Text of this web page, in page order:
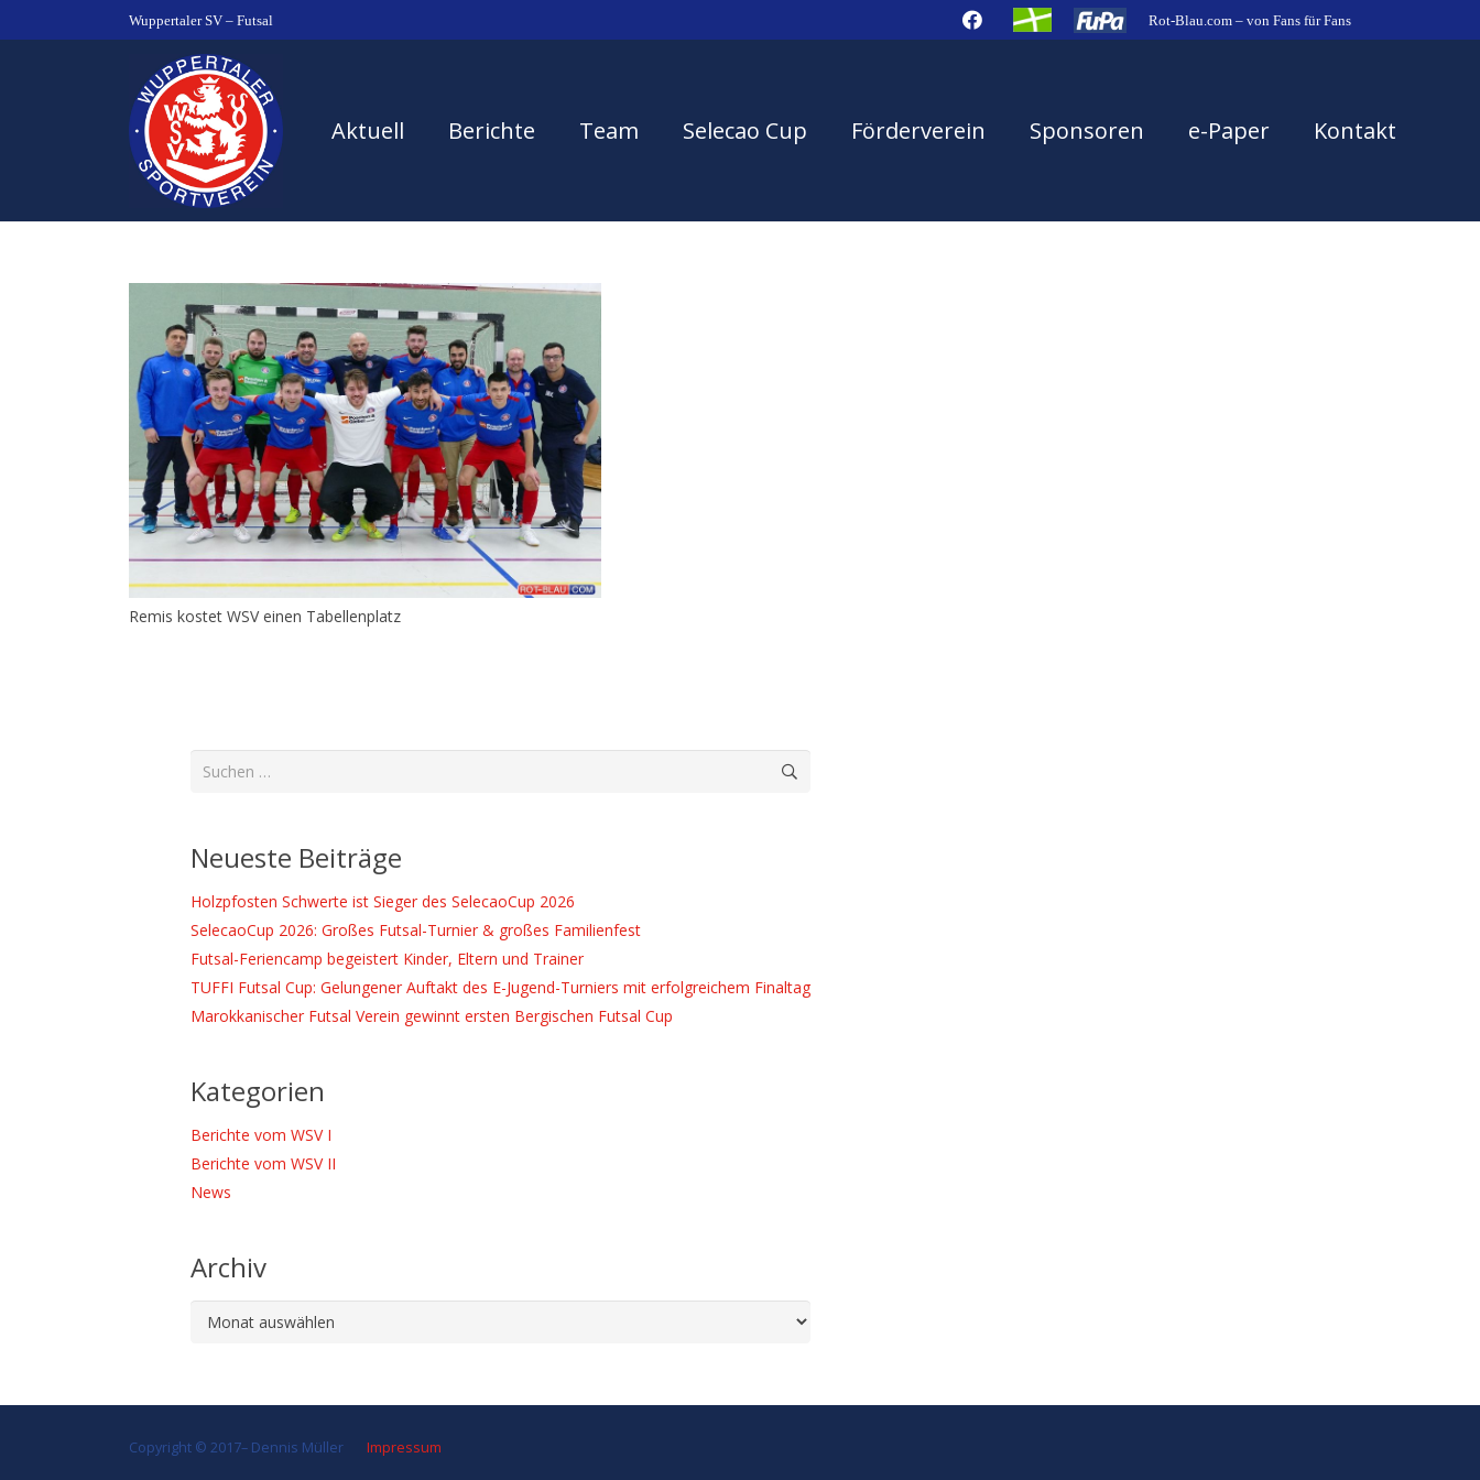
Wuppertaler SV – Futsal Rot-Blau.com – von Fans für Fans
Aktuell Berichte Team Selecao Cup Förderverein Sponsoren e-Paper Kontakt
Remis kostet WSV einen Tabellenplatz
Suchen
Neueste Beiträge
Holzpfosten Schwerte ist Sieger des SelecaoCup 2026
SelecaoCup 2026: Großes Futsal-Turnier & großes Familienfest
Futsal-Feriencamp begeistert Kinder, Eltern und Trainer
TUFFI Futsal Cup: Gelungener Auftakt des E-Jugend-Turniers mit erfolgreichem Finaltag
Marokkanischer Futsal Verein gewinnt ersten Bergischen Futsal Cup
Kategorien
Berichte vom WSV I
Berichte vom WSV II
News
Archiv
Archiv
Copyright © 2017– Dennis Müller Impressum